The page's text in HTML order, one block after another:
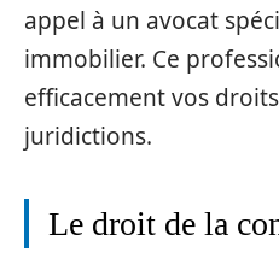
appel à un avocat
immobilier. Ce
efficacement vos
juridictions.
Le droit de la